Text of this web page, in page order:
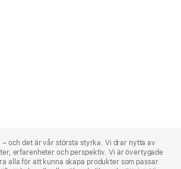
– och det är vår största styrka. Vi drar nytta av
erfarenheter och perspektiv. Vi är övertygade
alla för att kunna skapa produkter som passar